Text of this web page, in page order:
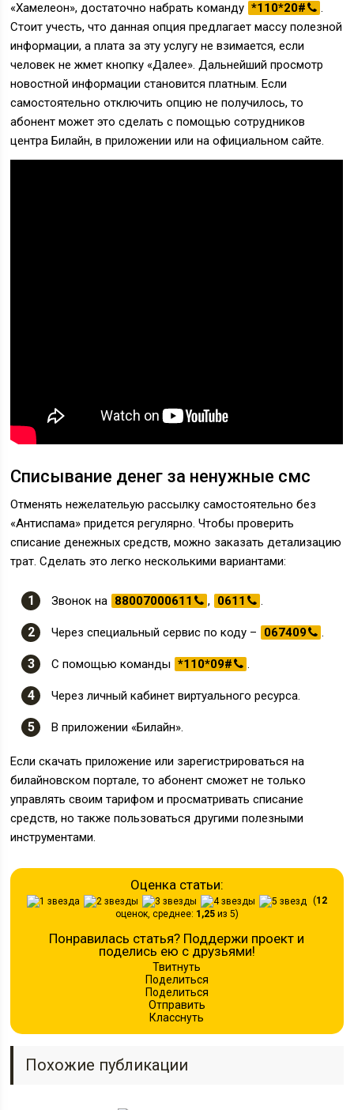
«Хамелеон», достаточно набрать команду *110*20#
.
Стоит учесть, что данная опция предлагает массу полезной
информации, а плата за эту услугу не взимается, если
человек не жмет кнопку «Далее». Дальнейший просмотр
новостной информации становится платным. Если
самостоятельно отключить опцию не получилось, то
абонент может это сделать с помощью сотрудников
центра Билайн, в приложении или на официальном сайте.
Списывание денег за ненужные смс
Отменять нежелательую рассылку самостоятельно без
«Антиспама» придется регулярно. Чтобы проверить
списание денежных средств, можно заказать детализацию
трат. Сделать это легко несколькими вариантами:
Звонок на 88007000611 , 0611 .
Через специальный сервис по коду – 067409 .
С помощью команды *110*09# .
Через личный кабинет виртуального ресурса.
В приложении «Билайн».
Если скачать приложение или зарегистрироваться на
билайновском портале, то абонент сможет не только
управлять своим тарифом и просматривать списание
средств, но также пользоваться другими полезными
инструментами.
Оценка статьи:
(12
оценок, среднее: 1,25из 5)
Понравилась статья? Поддержи проект и
поделись ею с друзьями!
Твитнуть
Поделиться
Поделиться
Отправить
Класснуть
Похожие публикации